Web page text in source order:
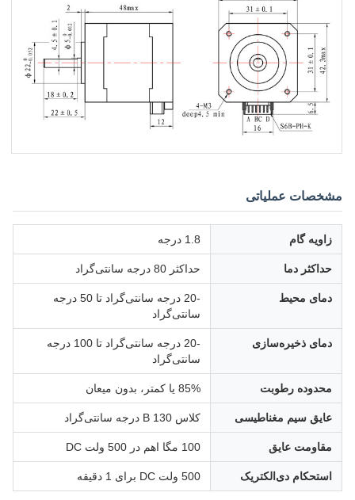
مشخصات عملیاتی
زاویه گام 1.8 درجه
حداکثر دما حداکثر 80 درجه سانتی‌گراد
دمای محیط
-20 درجه سانتی‌گراد تا 50 درجه
سانتی‌گراد
دمای ذخیره‌سازی
-20 درجه سانتی‌گراد تا 100 درجه
سانتی‌گراد
محدوده رطوبت 85% یا کمتر، بدون میعان
عایق سیم مغناطیسی کلاس B 130 درجه سانتی‌گراد
مقاومت عایق 100 مگا اهم در 500 ولت DC
استحکام دی‌الکتریک 500 ولت DC برای 1 دقیقه